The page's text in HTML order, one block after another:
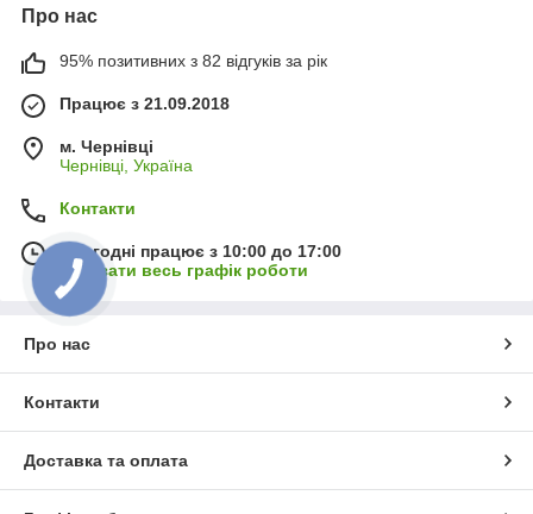
Про нас
95% позитивних з 82 відгуків за рік
Працює з 21.09.2018
м. Чернівці
Чернівці, Україна
Контакти
Сьогодні працює з 10:00 до 17:00
Показати весь графік роботи
Про нас
Контакти
Доставка та оплата